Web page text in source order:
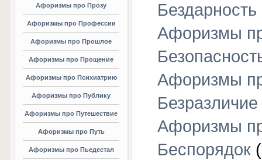
Афоризмы про Прозу
Афоризмы про Профессии
Афоризмы про Прошлое
Афоризмы про Прощение
Афоризмы про Психиатрию
Афоризмы про Публику
Афоризмы про Путешествие
Афоризмы про Путь
Афоризмы про Пьедестал
Бездарность
Афоризмы
Афоризмы
Безразличие
Афоризмы
Беспорядок